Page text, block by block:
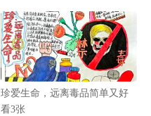
珍爱生命，远离毒品简单又好
看3张